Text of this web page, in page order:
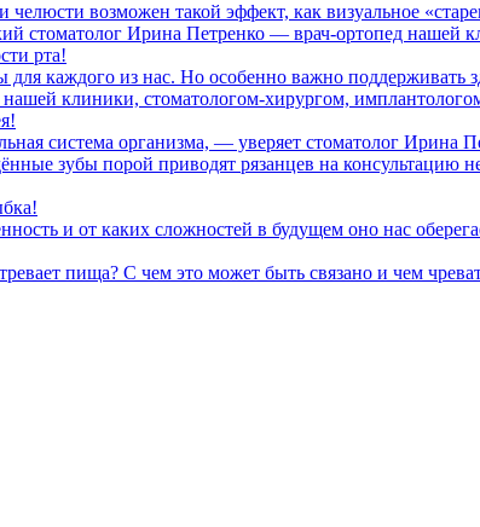
возможен такой эффект, как визуальное
стоматолог Ирина Петренко — врач-ортопед нашей
рта!
каждого из нас. Но особенно важно поддерживать
нашей клиники, стоматологом-хирургом,
система организма, — уверяет стоматолог Ирина
зубы порой приводят рязанцев на консультацию
и от каких сложностей в будущем оно нас
пища? С чем это может быть связано и чем